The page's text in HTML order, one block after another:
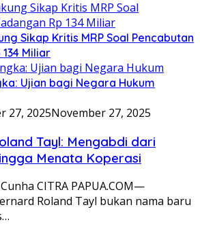
Sikap Kritis MRP Soal Pencabutan
Miliar
Ujian bagi Negara Hukum
27, 2025November 27, 2025
Tayl: Mengabdi dari
Menata Koperasi
CITRA PAPUA.COM—
Roland Tayl bukan nama baru